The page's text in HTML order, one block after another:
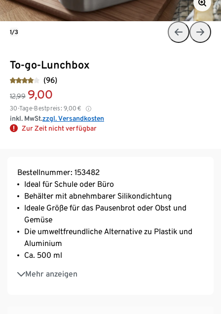
To-go-Lunchbox
(96)
12,99 9,00
30-Tage-Bestpreis: 9,00 €
inkl. MwSt.zzgl. Versandkosten
Zur Zeit nicht verfügbar
1/3
Bestellnummer: 153482
Ideal für Schule oder Büro
Behälter mit abnehmbarer Silikondichtung
Ideale Größe für das Pausenbrot oder Obst und
Gemüse
Die umweltfreundliche Alternative zu Plastik und
Aluminium
Ca. 500 ml
Mehr anzeigen
Lunchbox aus robustem, langlebigem Edelstahl